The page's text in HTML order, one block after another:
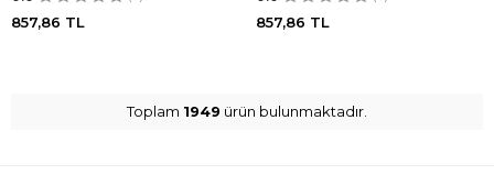
857,86 TL 857,86 TL
Toplam 1949 ürün bulunmaktadır.